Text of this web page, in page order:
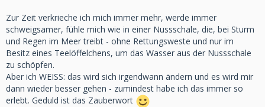
Zur Zeit verkrieche ich mich immer mehr, werde immer
schweigsamer, fühle mich wie in einer Nussschale, die, bei Sturm
und Regen im Meer treibt - ohne Rettungsweste und nur im
Besitz eines Teelöffelchens, um das Wasser aus der Nussschale
zu schöpfen.
Aber ich WEISS: das wird sich irgendwann ändern und es wird mir
dann wieder besser gehen - zumindest habe ich das immer so
erlebt. Geduld ist das Zauberwort